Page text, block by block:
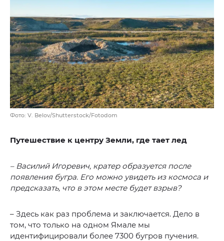
Фото: V. Belov/Shutterstock/Fotodom
Путешествие к центру Земли, где тает лед
– Василий Игоревич, кратер образуется после
появления бугра. Его можно увидеть из космоса и
предсказать, что в этом месте будет взрыв?
– Здесь как раз проблема и заключается. Дело в
том, что только на одном Ямале мы
идентифицировали более 7300 бугров пучения.